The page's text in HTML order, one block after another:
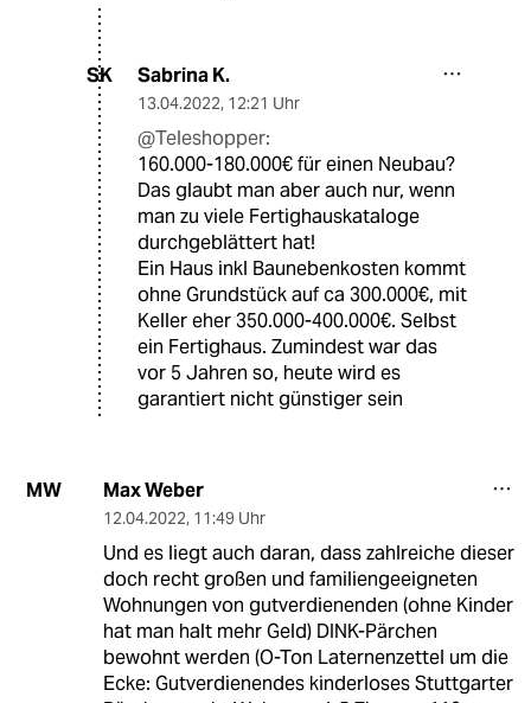
SK Sabrina K.
13.04.2022, 12:21 Uhr
@Teleshopper:
160.000-180.000€ für einen Neubau?
Das glaubt man aber auch nur, wenn
man zu viele Fertighauskataloge
durchgeblättert hat!
Ein Haus inkl Baunebenkosten kommt
ohne Grundstück auf ca 300.000€, mit
Keller eher 350.000-400.000€. Selbst
ein Fertighaus. Zumindest war das
vor 5 Jahren so, heute wird es
garantiert nicht günstiger sein
MW Max Weber
12.04.2022, 11:49 Uhr
Und es liegt auch daran, dass zahlreiche dieser
doch recht großen und familiengeeigneten
Wohnungen von gutverdienenden (ohne Kinder
hat man halt mehr Geld) DINK-Pärchen
bewohnt werden (O-Ton Laternenzettel um die
Ecke: Gutverdienendes kinderloses Stuttgarter